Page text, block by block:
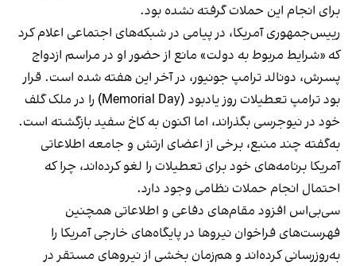
برای انجام این حملات گرفته نشده بود.
رییس‌جمهوری آمریکا، در پیامی در شبکه‌های اجتماعی اعلام کرد
که «شرایط مربوط به دولت» مانع از حضور او در مراسم ازدواج
پسرش، دونالد ترامپ جونیور، در آخر این هفته شده است. قرار
بود ترامپ تعطیلات روز یادبود (Memorial Day) را در ملک گلف
خود در نیوجرسی بگذراند، اما اکنون به کاخ سفید بازگشته است.
به‌گفته چند منبع، برخی از اعضای ارتش و جامعه اطلاعاتی
آمریکا برنامه‌های خود برای تعطیلات را لغو کرده‌اند، چرا که
احتمال انجام حملات نظامی وجود دارد.
سی‌بی‌اس افزود مقام‌های دفاعی و اطلاعاتی همچنین
فهرست‌های فراخوان نیروها در پایگاه‌های خارجی آمریکا را
به‌روزرسانی کرده‌اند و هم‌زمان بخشی از نیروهای مستقر در